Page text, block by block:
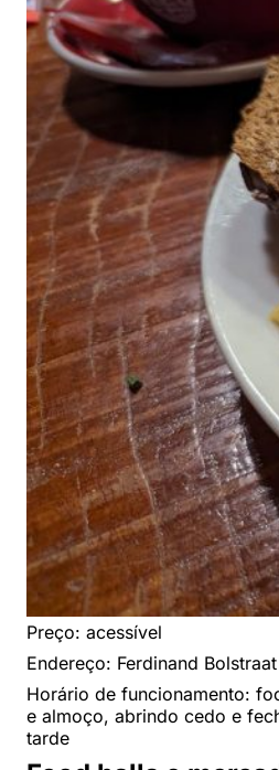
Preço: acessível
Endereço: Ferdinand
Horário de funcionamento:
e almoço, abrindo cedo e
tarde